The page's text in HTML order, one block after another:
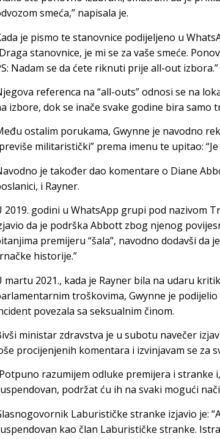
smeća,” napisala je.
je pismo te stanovnice podijeljeno u
stanovnice, je mi se za vaše smeće.
Nadam se da ćete riknuti prije all-out izbora.”
referenca na “all-outs” odnosi se na
izbore, dok se inače svake godine bira samo
ostalim porukama, Gwynne je navodno
militaristički” prema imenu te upitao:
je također dao komentare o Diane
i Rayner.
2019. godini u WhatsApp grupi pod nazivom
da je podrška Abbott zbog njenog
premijeru “šala”, navodno dodavši da
historije.”
martu 2021., kada je Rayner bila na udaru
troškovima, Gwynne je
povezala sa seksualnim činom.
ministar zdravstva je u subotu navečer
procijenjenih komentara i izvinjavam se za
razumijem odluke premijera i stranke
podržat ću ih na svaki mogući
Laburističke stranke izjavio je:
kao član Laburističke stranke.